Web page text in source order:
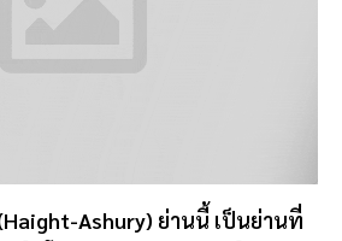
อีกหนึ่งสะพานชื่อดังคู่กับ